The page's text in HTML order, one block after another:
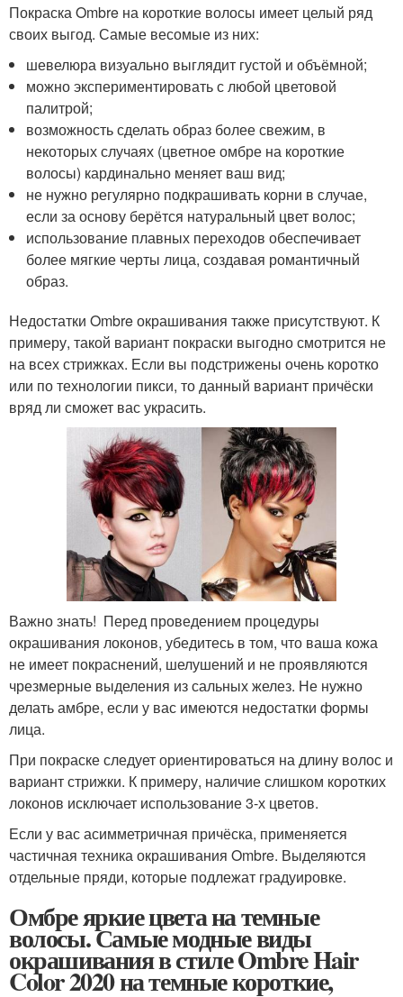
Покраска Ombre на короткие волосы имеет целый ряд
своих выгод. Самые весомые из них:
шевелюра визуально выглядит густой и объёмной;
можно экспериментировать с любой цветовой
палитрой;
возможность сделать образ более свежим, в
некоторых случаях (цветное омбре на короткие
волосы) кардинально меняет ваш вид;
не нужно регулярно подкрашивать корни в случае,
если за основу берётся натуральный цвет волос;
использование плавных переходов обеспечивает
более мягкие черты лица, создавая романтичный
образ.
Недостатки Ombre окрашивания также присутствуют. К
примеру, такой вариант покраски выгодно смотрится не
на всех стрижках. Если вы подстрижены очень коротко
или по технологии пикси, то данный вариант причёски
вряд ли сможет вас украсить.
Важно знать! Перед проведением процедуры
окрашивания локонов, убедитесь в том, что ваша кожа
не имеет покраснений, шелушений и не проявляются
чрезмерные выделения из сальных желез. Не нужно
делать амбре, если у вас имеются недостатки формы
лица.
При покраске следует ориентироваться на длину волос и
вариант стрижки. К примеру, наличие слишком коротких
локонов исключает использование 3-х цветов.
Если у вас асимметричная причёска, применяется
частичная техника окрашивания Ombre. Выделяются
отдельные пряди, которые подлежат градуировке.
Омбре яркие цвета на темные
волосы. Самые модные виды
окрашивания в стиле Ombre Hair
Color 2020 на темные короткие,